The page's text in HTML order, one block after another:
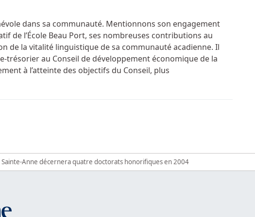
dans sa communauté. Mentionnons son engagement
de l’École Beau Port, ses nombreuses contributions au
de la vitalité linguistique de sa communauté acadienne. Il
trésorier au Conseil de développement économique de la
à l’atteinte des objectifs du Conseil, plus
Anne décernera un doctorat honorifique à Monsieur Neil LeBlanc
«Fini les travaux; fini les examens; c’est le temps de célébrer!» -
Sainte-Anne décernera quatre doctorats honorifiques en 2004